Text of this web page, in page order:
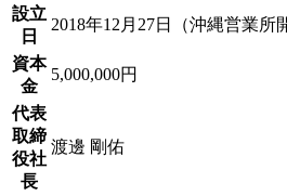
設立
日
2018年12月27日（沖縄営業所
資本
金
5,000,000円
代表
取締
役社
長
渡邊 剛佑